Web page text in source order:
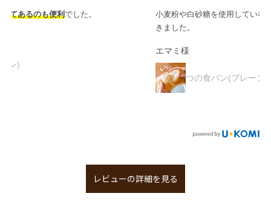
小麦粉や白砂糖を使用していないとの理由で購入させていただ
レビューの詳細を見る